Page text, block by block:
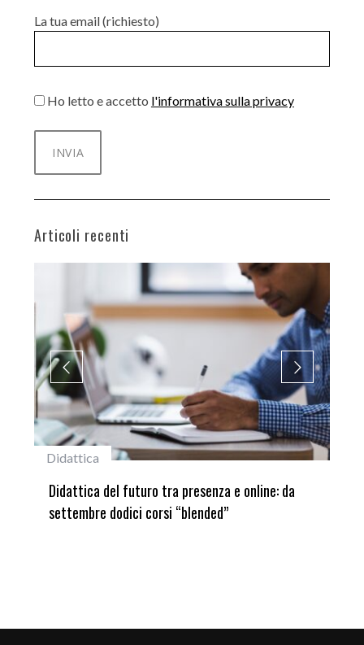
La tua email (richiesto)
Ho letto e accetto l'informativa sulla privacy
Articoli recenti
#studentiunifi
Laureata Unifi premiata nella settima edizione
del Premio “Giancarlo Guasti”